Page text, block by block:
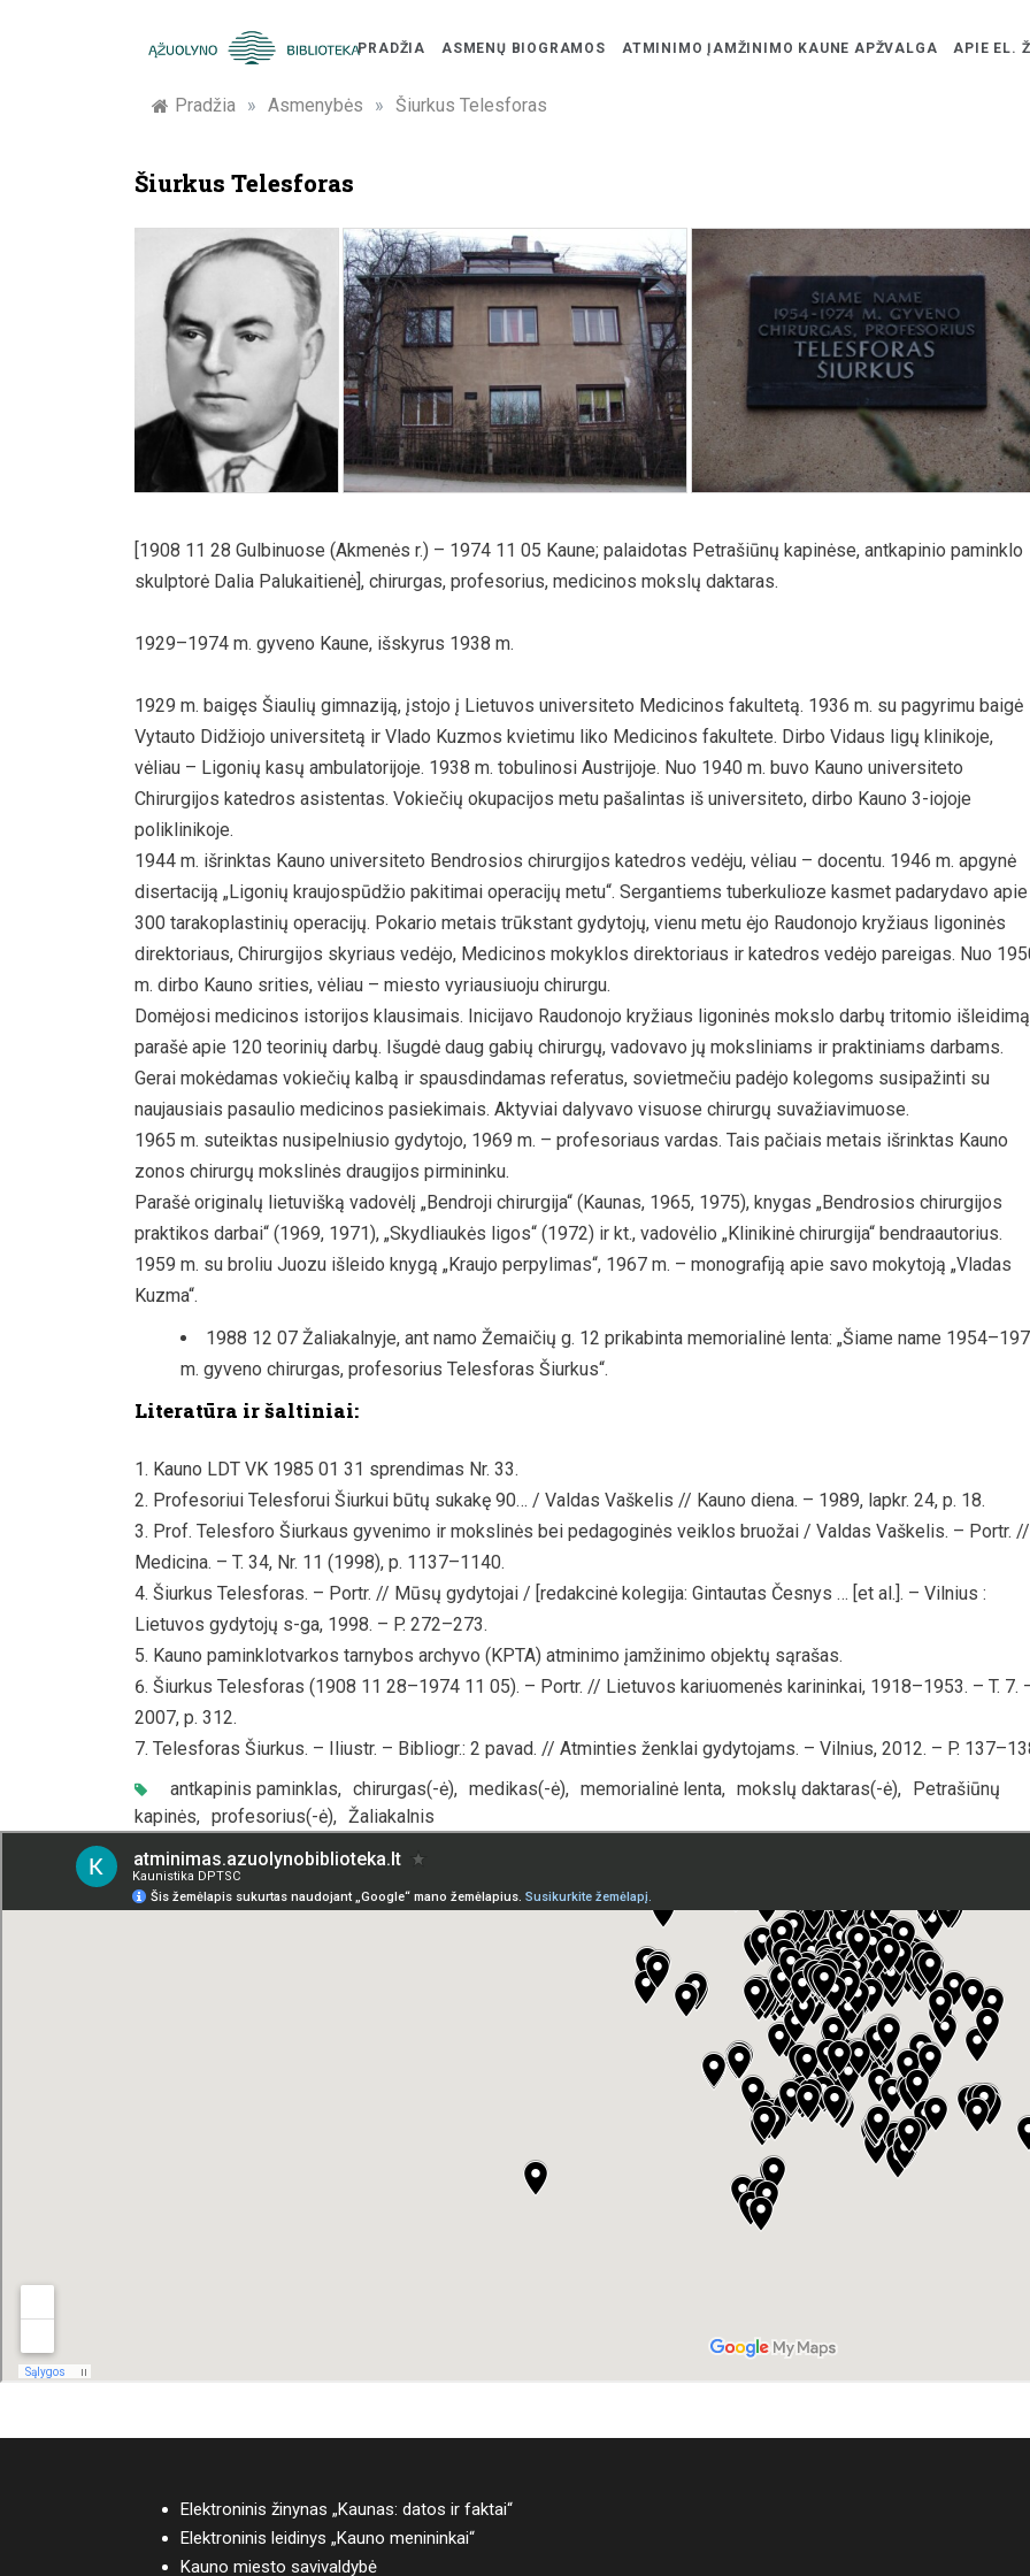
Žymūs
Kauno
žmonės:
atminimo
įamžinimas
PRADŽIA ASMENŲ BIOGRAMOS ATMINIMO ĮAMŽINIMO KAUNE APŽVALGA APIE EL.
Pradžia » Asmenybės » Šiurkus Telesforas
Šiurkus Telesforas
[1908 11 28 Gulbinuose (Akmenės r.) – 1974 11 05 Kaune; palaidotas Petrašiūnų kapinėse, antkapinio paminklo
skulptorė Dalia Palukaitienė], chirurgas, profesorius, medicinos mokslų daktaras.
1929–1974 m. gyveno Kaune, išskyrus 1938 m.
1929 m. baigęs Šiaulių gimnaziją, įstojo į Lietuvos universiteto Medicinos fakultetą. 1936 m. su pagyrimu baigė
Vytauto Didžiojo universitetą ir Vlado Kuzmos kvietimu liko Medicinos fakultete. Dirbo Vidaus ligų klinikoje,
vėliau – Ligonių kasų ambulatorijoje. 1938 m. tobulinosi Austrijoje. Nuo 1940 m. buvo Kauno universiteto
Chirurgijos katedros asistentas. Vokiečių okupacijos metu pašalintas iš universiteto, dirbo Kauno 3-iojoje
poliklinikoje.
1944 m. išrinktas Kauno universiteto Bendrosios chirurgijos katedros vedėju, vėliau – docentu. 1946 m. apgynė
disertaciją „Ligonių kraujospūdžio pakitimai operacijų metu“. Sergantiems tuberkulioze kasmet padarydavo apie
300 tarakoplastinių operacijų. Pokario metais trūkstant gydytojų, vienu metu ėjo Raudonojo kryžiaus ligoninės
direktoriaus, Chirurgijos skyriaus vedėjo, Medicinos mokyklos direktoriaus ir katedros vedėjo pareigas. Nuo
m. dirbo Kauno srities, vėliau – miesto vyriausiuoju chirurgu.
Domėjosi medicinos istorijos klausimais. Inicijavo Raudonojo kryžiaus ligoninės mokslo darbų tritomio
parašė apie 120 teorinių darbų. Išugdė daug gabių chirurgų, vadovavo jų moksliniams ir praktiniams darbams.
Gerai mokėdamas vokiečių kalbą ir spausdindamas referatus, sovietmečiu padėjo kolegoms susipažinti su
naujausiais pasaulio medicinos pasiekimais. Aktyviai dalyvavo visuose chirurgų suvažiavimuose.
1965 m. suteiktas nusipelniusio gydytojo, 1969 m. – profesoriaus vardas. Tais pačiais metais išrinktas Kauno
zonos chirurgų mokslinės draugijos pirmininku.
Parašė originalų lietuvišką vadovėlį „Bendroji chirurgija“ (Kaunas, 1965, 1975), knygas „Bendrosios chirurgijos
praktikos darbai“ (1969, 1971), „Skydliaukės ligos“ (1972) ir kt., vadovėlio „Klinikinė chirurgija“ bendraautorius.
1959 m. su broliu Juozu išleido knygą „Kraujo perpylimas“, 1967 m. – monografiją apie savo mokytoją „Vladas
Kuzma“.
1988 12 07 Žaliakalnyje, ant namo Žemaičių g. 12 prikabinta memorialinė lenta: „Šiame name
m. gyveno chirurgas, profesorius Telesforas Šiurkus“.
Literatūra ir šaltiniai:
Kauno LDT VK 1985 01 31 sprendimas Nr. 33.
Profesoriui Telesforui Šiurkui būtų sukakę 90… / Valdas Vaškelis // Kauno diena. – 1989, lapkr. 24, p. 18.
Prof. Telesforo Šiurkaus gyvenimo ir mokslinės bei pedagoginės veiklos bruožai / Valdas Vaškelis. – Portr. //
Medicina. – T. 34, Nr. 11 (1998), p. 1137–1140.
Šiurkus Telesforas. – Portr. // Mūsų gydytojai / [redakcinė kolegija: Gintautas Česnys … [et al.]. – Vilnius :
Lietuvos gydytojų s-ga, 1998. – P. 272–273.
Kauno paminklotvarkos tarnybos archyvo (KPTA) atminimo įamžinimo objektų sąrašas.
Šiurkus Telesforas (1908 11 28–1974 11 05). – Portr. // Lietuvos kariuomenės karininkai, 1918–1953. – T. 7.
2007, p. 312.
Telesforas Šiurkus. – Iliustr. – Bibliogr.: 2 pavad. // Atminties ženklai gydytojams. – Vilnius, 2012. – P.
antkapinis paminklas, chirurgas(-ė), medikas(-ė), memorialinė lenta, mokslų daktaras(-ė), Petrašiūnų
kapinės, profesorius(-ė), Žaliakalnis
Elektroninis žinynas „Kaunas: datos ir faktai“
Elektroninis leidinys „Kauno menininkai“
Kauno miesto savivaldybė